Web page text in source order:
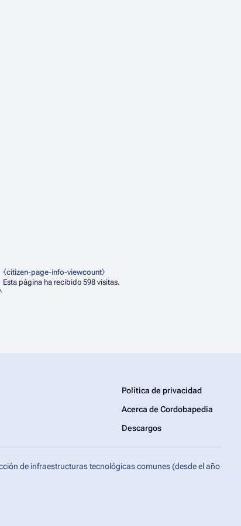
⧼citizen-page-info-viewcount⧽
Esta página ha recibido 598 visitas.
Política de privacidad
Acerca de Cordobapedia
Descargos
de infraestructuras tecnológicas comunes (desde el año